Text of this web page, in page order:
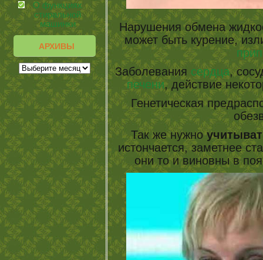
О функциях
стиральной
машинки
АРХИВЫ
Нарушения обмена
может быть курение,
Заболевания сердца,
печени, действие
Генетическая
Так же нужно
истончается, заметнее
они то и виновны в